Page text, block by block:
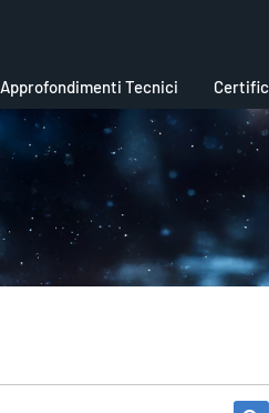
Approfondimenti Tecnici